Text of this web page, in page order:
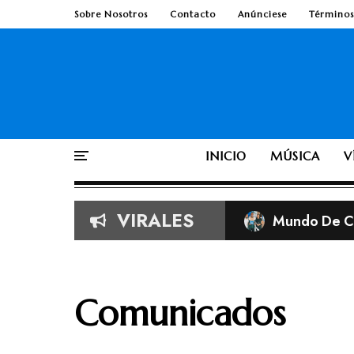
Sobre Nosotros Contacto Anúnciese
INICIO MÚSICA
VIRALES Mundo De
Imágenes
Según la
TobyMac
Comunicados